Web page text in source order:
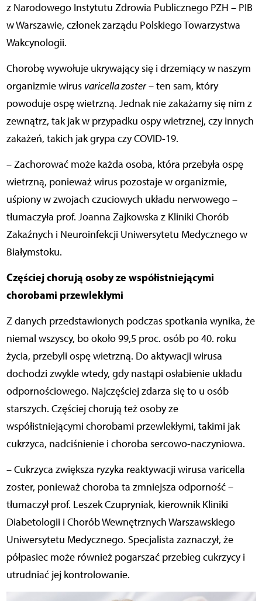
z Narodowego Instytutu Zdrowia Publicznego PZH – PIB
w Warszawie, członek zarządu Polskiego Towarzystwa
Wakcynologii.
Chorobę wywołuje ukrywający się i drzemiący w naszym
organizmie wirus varicella zoster– ten sam, który
powoduje ospę wietrzną. Jednak nie zakażamy się nim z
zewnątrz, tak jak w przypadku ospy wietrznej, czy innych
zakażeń, takich jak grypa czy COVID-19.
– Zachorować może każda osoba, która przebyła ospę
wietrzną, ponieważ wirus pozostaje w organizmie,
uśpiony w zwojach czuciowych układu nerwowego –
tłumaczyła prof. Joanna Zajkowska z Kliniki Chorób
Zakaźnych i Neuroinfekcji Uniwersytetu Medycznego w
Białymstoku.
Częściej chorują osoby ze współistniejącymi
chorobami przewlekłymi
Z danych przedstawionych podczas spotkania wynika, że
niemal wszyscy, bo około 99,5 proc. osób po 40. roku
życia, przebyli ospę wietrzną. Do aktywacji wirusa
dochodzi zwykle wtedy, gdy nastąpi osłabienie układu
odpornościowego. Najczęściej zdarza się to u osób
starszych. Częściej chorują też osoby ze
współistniejącymi chorobami przewlekłymi, takimi jak
cukrzyca, nadciśnienie i choroba sercowo-naczyniowa.
– Cukrzyca zwiększa ryzyka reaktywacji wirusa varicella
zoster, ponieważ choroba ta zmniejsza odporność –
tłumaczył prof. Leszek Czupryniak, kierownik Kliniki
Diabetologii i Chorób Wewnętrznych Warszawskiego
Uniwersytetu Medycznego. Specjalista zaznaczył, że
półpasiec może również pogarszać przebieg cukrzycy i
utrudniać jej kontrolowanie.